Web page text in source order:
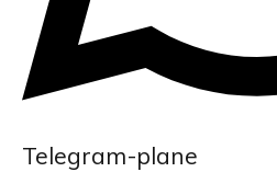
Telegram-plane